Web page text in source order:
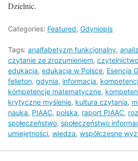
Dzielnic.
Categories: Featured, Gdyniopis
Tags: analfabetyzm funkcjonalny,
czytanie ze zrozumieniem, czytelnictwo
edukacja, edukacja w Polsce, Esencja
felieton, gdynia, informacja,
kompetencje matematyczne,
krytyczne myślenie, kultura czytania,
nauka, PIAAC, polska, raport PIAAC,
społeczeństwo, społeczeństwo
umiejętności, wiedza, współczesne